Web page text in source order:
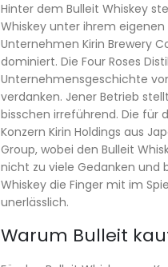
Hinter dem Bulleit Whiskey
Whiskey unter ihrem
Unternehmen Kirin Brewery
dominiert. Die Four Roses
Unternehmensgeschichte
verdanken. Jener Betrieb
bisschen irreführend. Die für
Konzern Kirin Holdings aus
Group, wobei den Bulleit
nicht zu viele Gedanken und
Whiskey die Finger mit im
unerlässlich.
Warum Bulleit